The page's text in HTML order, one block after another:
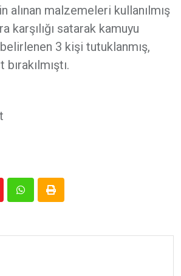
alınan malzemeleri kullanılmış
karşılığı satarak kamuyu
3 kişi tutuklanmış,